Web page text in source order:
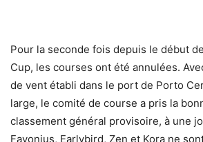
Pour la seconde fois depuis le début
Cup, les courses ont été annulées.
de vent établi dans le port de Porto
large, le comité de course a pris la
classement général provisoire, à une
Favonius, Earlybird, Zen et Kora ne